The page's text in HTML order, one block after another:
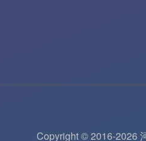
Copyright © 2016-2026